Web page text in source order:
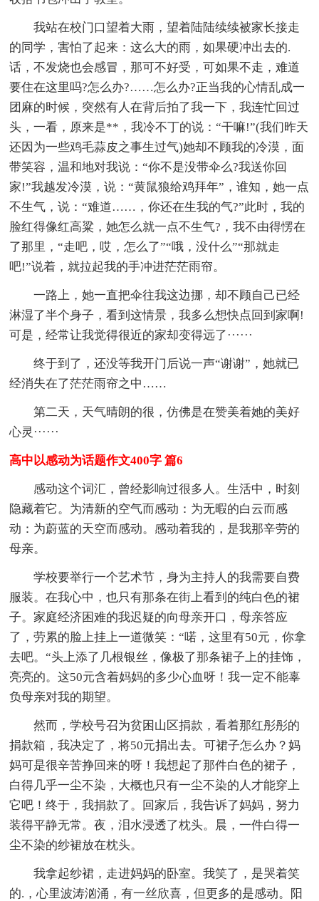
我站在校门口望着大雨，望着陆陆续续被家长接走
的同学，害怕了起来：这么大的雨，如果硬冲出去的.
话，不发烧也会感冒，那可不好受，可如果不走，难道
要住在这里吗?怎么办?……怎么办?正当我的心情乱成一
团麻的时候，突然有人在背后拍了我一下，我连忙回过
头，一看，原来是**，我冷不丁的说：“干嘛!”(我们昨天
还因为一些鸡毛蒜皮之事生过气)她却不顾我的冷漠，面
带笑容，温和地对我说：“你不是没带伞么?我送你回
家!”我越发冷漠，说：“黄鼠狼给鸡拜年”，谁知，她一点
不生气，说：“难道……，你还在生我的气?”此时，我的
脸红得像红高粱，她怎么就一点不生气?，我不由得愣在
了那里，“走吧，哎，怎么了”“哦，没什么”“那就走
吧!”说着，就拉起我的手冲进茫茫雨帘。
一路上，她一直把伞往我这边挪，却不顾自己已经
淋湿了半个身子，看到这情景，我多么想快点回到家啊!
可是，经常让我觉得很近的家却变得远了······
终于到了，还没等我开门后说一声“谢谢”，她就已
经消失在了茫茫雨帘之中……
第二天，天气晴朗的很，仿佛是在赞美着她的美好
心灵······
高中以感动为话题作文400字 篇6
感动这个词汇，曾经影响过很多人。生活中，时刻
隐藏着它。为清新的空气而感动：为无暇的白云而感
动：为蔚蓝的天空而感动。感动着我的，是我那辛劳的
母亲。
学校要举行一个艺术节，身为主持人的我需要自费
服装。在我心中，也只有那条在街上看到的纯白色的裙
子。家庭经济困难的我迟疑的向母亲开口，母亲答应
了，劳累的脸上挂上一道微笑：“喏，这里有50元，你拿
去吧。“头上添了几根银丝，像极了那条裙子上的挂饰，
亮亮的。这50元含着妈妈的多少心血呀！我一定不能辜
负母亲对我的期望。
然而，学校号召为贫困山区捐款，看着那红彤彤的
捐款箱，我决定了，将50元捐出去。可裙子怎么办？妈
妈可是很辛苦挣回来的呀！我想起了那件白色的裙子，
白得几乎一尘不染，大概也只有一尘不染的人才能穿上
它吧！终于，我捐款了。回家后，我告诉了妈妈，努力
装得平静无常。夜，泪水浸透了枕头。晨，一件白得一
尘不染的纱裙放在枕头。
我拿起纱裙，走进妈妈的卧室。我笑了，是哭着笑
的.，心里波涛汹涌，有一丝欣喜，但更多的是感动。阳